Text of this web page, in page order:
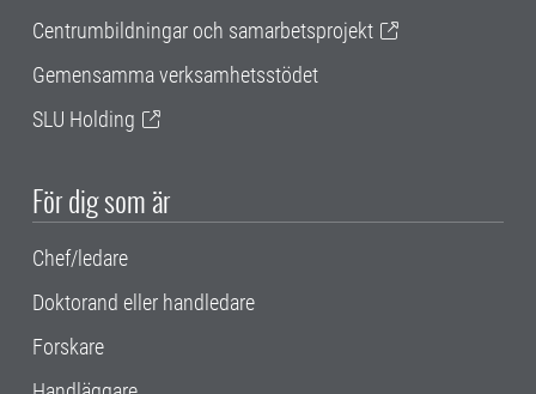
Centrumbildningar och samarbetsprojekt
Gemensamma verksamhetsstödet
SLU Holding
För dig som är
Chef/ledare
Doktorand eller handledare
Forskare